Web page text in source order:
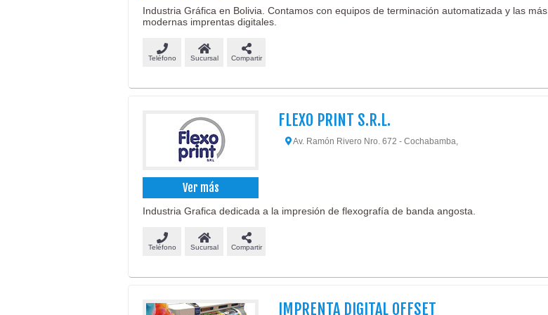
Industria Gráfica en Bolivia. Contamos con equipos de terminación automatizada y las más
modernas imprentas digitales.
Teléfono Sucursal Compartir
Ver más
FLEXO PRINT S.R.L.
Av. Ramón Rivero Nro. 672 - Cochabamba,
Industria Grafica dedicada a la impresión de flexografía de banda angosta.
Teléfono Sucursal Compartir
IMPRENTA DIGITAL OFFSET